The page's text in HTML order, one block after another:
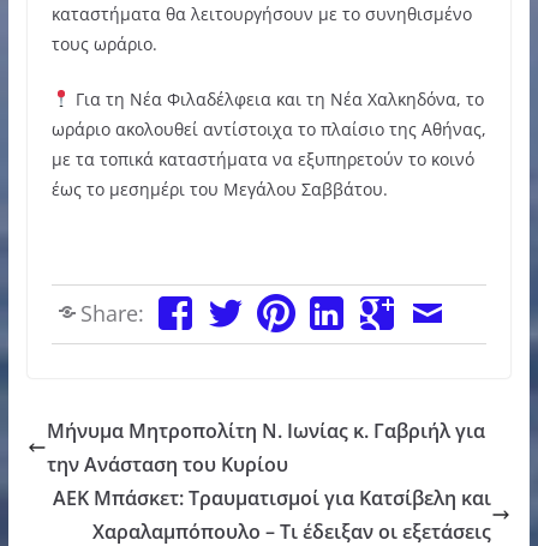
καταστήματα θα λειτουργήσουν με το συνηθισμένο
τους ωράριο.
Για τη Νέα Φιλαδέλφεια και τη Νέα Χαλκηδόνα, το
ωράριο ακολουθεί αντίστοιχα το πλαίσιο της Αθήνας,
με τα τοπικά καταστήματα να εξυπηρετούν το κοινό
έως το μεσημέρι του Μεγάλου Σαββάτου.
Share:
Μήνυμα Μητροπολίτη Ν. Ιωνίας κ. Γαβριήλ για
την Ανάσταση του Κυρίου
ΑΕΚ Μπάσκετ: Τραυματισμοί για Κατσίβελη και
Χαραλαμπόπουλο – Τι έδειξαν οι εξετάσεις